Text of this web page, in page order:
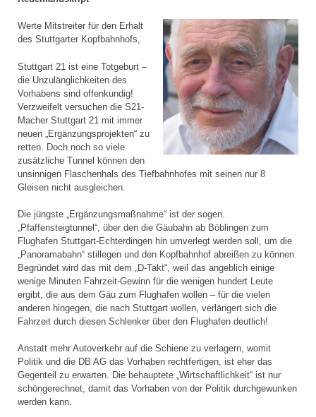
Werte Mitstreiter für den Erhalt
des Stuttgarter Kopfbahnhofs,
Stuttgart 21 ist eine Totgeburt –
die Unzulänglichkeiten des
Vorhabens sind offenkundig!
Verzweifelt versuchen die S21-
Macher Stuttgart 21 mit immer
neuen „Ergänzungsprojekten“ zu
retten. Doch noch so viele
zusätzliche Tunnel können den
unsinnigen Flaschenhals des Tiefbahnhofes mit seinen nur 8
Gleisen nicht ausgleichen.
Die jüngste „Ergänzungsmaßnahme“ ist der sogen.
„Pfaffensteigtunnel“, über den die Gäubahn ab Böblingen zum
Flughafen Stuttgart-Echterdingen hin umverlegt werden soll, um die
„Panoramabahn“ stillegen und den Kopfbahnhof abreißen zu können.
Begründet wird das mit dem „D-Takt“, weil das angeblich einige
wenige Minuten Fahrzeit-Gewinn für die wenigen hundert Leute
ergibt, die aus dem Gäu zum Flughafen wollen – für die vielen
anderen hingegen, die nach Stuttgart wollen, verlängert sich die
Fahrzeit durch diesen Schlenker über den Flughafen deutlich!
Anstatt mehr Autoverkehr auf die Schiene zu verlagern, womit
Politik und die DB AG das Vorhaben rechtfertigen, ist eher das
Gegenteil zu erwarten. Die behauptete „Wirtschaftlichkeit“ ist nur
schöngerechnet, damit das Vorhaben von der Politik durchgewunken
werden kann.